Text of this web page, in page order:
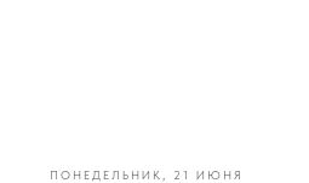
ПОНЕДЕЛЬНИК, 21 ИЮНЯ